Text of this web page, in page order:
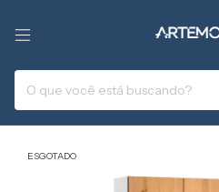
ESGOTADO